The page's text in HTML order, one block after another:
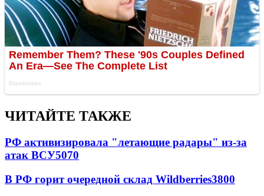
ЧИТАЙТЕ ТАКЖЕ
РФ активизировала "летающие радары" из-за
атак ВСУ5070
В РФ горит очередной склад Wildberries3800